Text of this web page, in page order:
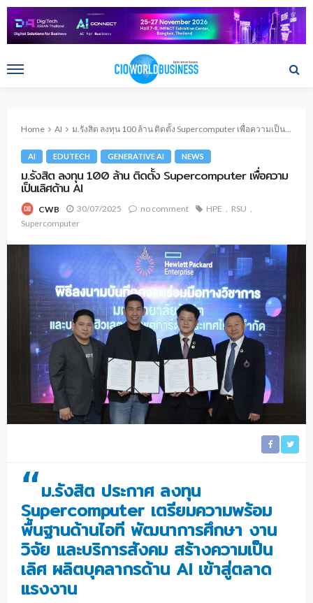
Home AI ม.รังสิต ลงทุน 100 ล้าน ติดตั้ง Supercomputer เพื่อความเป็นเลิศด้าน AI
AI EDUTECH GENERATIVE AI NEWS
ม.รังสิต ลงทุน 100 ล้าน ติดตั้ง Supercomputer เพื่อความ
เป็นเลิศด้าน AI
CWB 30/07/2025 no comment HPE
RSU
Supercomputer
“ม.รังสิต ประกาศ ลงทุน
Supercomputer เตรียมความพร้อม
พื้นฐานด้านไอที พัฒนาการศึกษา งาน
วิจัย และบริการสังคม สร้างความเป็น
เลิศ ผลิตบุคลากรด้าน AI เข้าสู่ตลาด
แรงงาน